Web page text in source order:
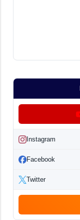
Instagram
Facebook
Twitter